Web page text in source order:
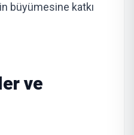
büyümesine katkı
ve